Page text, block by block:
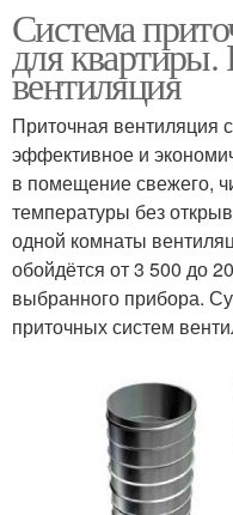
Система
для квартиры.
вентиляция
Приточная вентиляция
эффективное и
в помещение свежего,
температуры без
одной комнаты
обойдётся от 3 500 до
выбранного прибора.
приточных систем